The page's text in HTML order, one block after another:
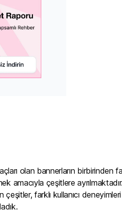
olan bannerların birbirinden
amacıyla çeşitlere ayrılmaktadır.
çeşitler, farklı kullanıcı